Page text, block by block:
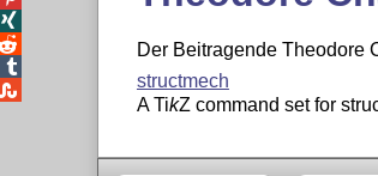
Der Beitragende Theodore
structmech
ATikZ command set for

